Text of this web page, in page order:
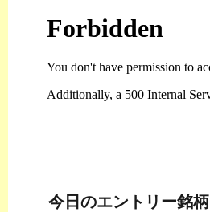
今日のエントリー銘柄